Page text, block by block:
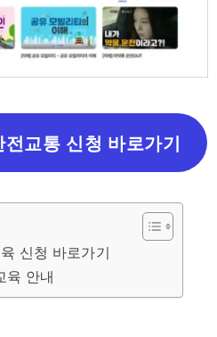
교통 신청 바로가기
신청 바로가기
육 안내